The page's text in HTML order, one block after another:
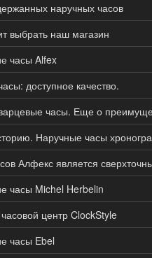
наручных часов
выбрать наш магазин
часы Alfex
доступное качество.
часы. Еще о
Наручные часы
Алфекс является
часы Michel Herbelin
центр ClockStyle
часы Ebel